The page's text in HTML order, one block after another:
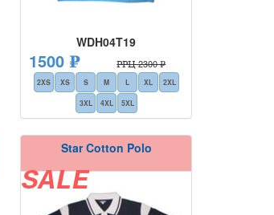
WDH04T19
1500 ₽ РРЦ 2300 ₽
2XS XS S M L XL
2XL
3XL
4XL 5XL
Star Cotton Polo
SALE